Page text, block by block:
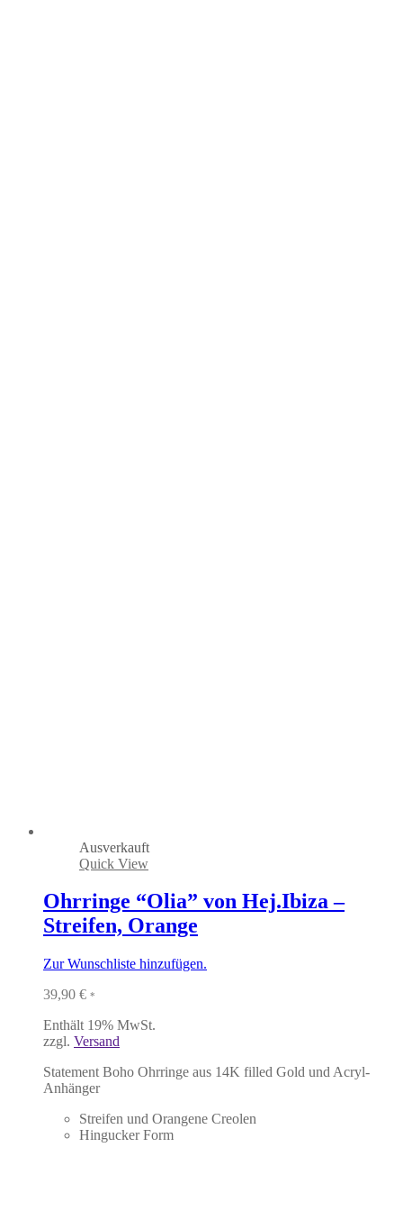
Ausverkauft
Quick View
Ohrringe “Olia” von Hej.Ibiza –
Streifen, Orange
Zur Wunschliste hinzufügen.
39,90 € *
Enthält 19% MwSt.
zzgl. Versand
Statement Boho Ohrringe aus 14K filled Gold und Acryl-
Anhänger
Streifen und Orangene Creolen
Hingucker Form